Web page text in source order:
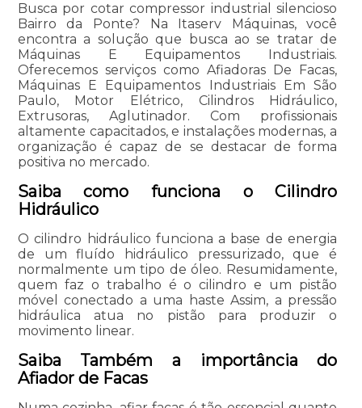
Busca por cotar compressor industrial silencioso
Bairro da Ponte? Na Itaserv Máquinas, você
encontra a solução que busca ao se tratar de
Máquinas E Equipamentos Industriais.
Oferecemos serviços como Afiadoras De Facas,
Máquinas E Equipamentos Industriais Em São
Paulo, Motor Elétrico, Cilindros Hidráulico,
Extrusoras, Aglutinador. Com profissionais
altamente capacitados, e instalações modernas, a
organização é capaz de se destacar de forma
positiva no mercado.
Saiba como funciona o Cilindro
Hidráulico
O cilindro hidráulico funciona a base de energia
de um fluído hidráulico pressurizado, que é
normalmente um tipo de óleo. Resumidamente,
quem faz o trabalho é o cilindro e um pistão
móvel conectado a uma haste Assim, a pressão
hidráulica atua no pistão para produzir o
movimento linear.
Saiba Também a importância do
Afiador de Facas